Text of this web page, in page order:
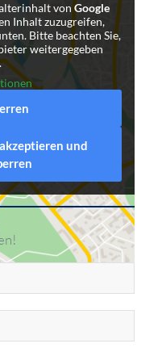
vonGoogle
Inhalt zuzugreifen,
Bitte beachten Sie,
weitergegeben
und